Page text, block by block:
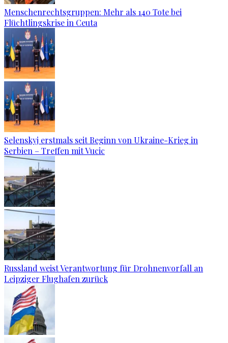
Menschenrechtsgruppen: Mehr als 140 Tote bei
Flüchtlingskrise in Ceuta
Selenskyj erstmals seit Beginn von Ukraine-Krieg in
Serbien – Treffen mit Vucic
Russland weist Verantwortung für Drohnenvorfall an
Leipziger Flughafen zurück